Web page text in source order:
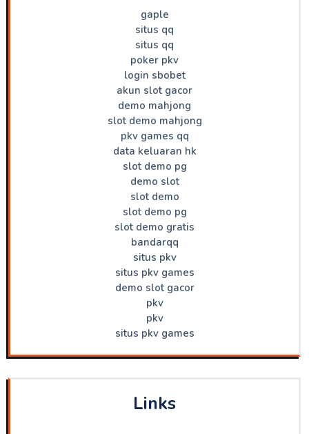
gaple
situs qq
situs qq
poker pkv
login sbobet
akun slot gacor
demo mahjong
slot demo mahjong
pkv games qq
data keluaran hk
slot demo pg
demo slot
slot demo
slot demo pg
slot demo gratis
bandarqq
situs pkv
situs pkv games
demo slot gacor
pkv
pkv
situs pkv games
Links